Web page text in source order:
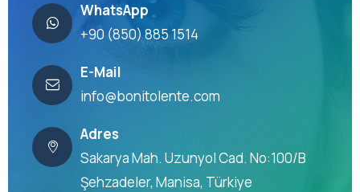
WhatsApp
+90 (850) 885 1514
E-Mail
info@bonitolente.com
Adres
Sakarya Mah. Uzunyol Cad. No:100/B
Şehzadeler, Manisa, Türkiye